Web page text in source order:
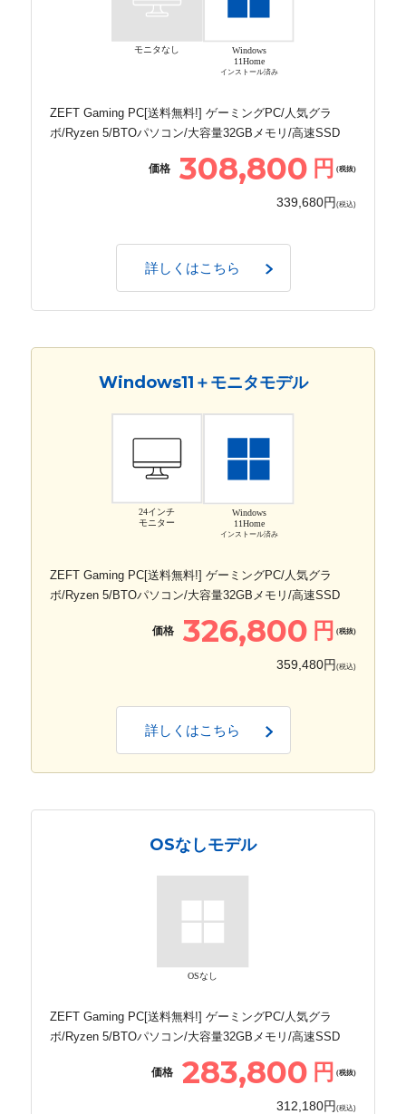
モニタなし
Windows
11Home
インストール済み
ZEFT Gaming PC[送料無料!] ゲーミングPC/人気グラ
ボ/Ryzen 5/BTOパソコン/大容量32GBメモリ/高速SSD
価格 308,800 円 (税抜)
339,680円 (税込)
詳しくはこちら
Windows11＋モニタモデル
24インチ
モニター
Windows
11Home
インストール済み
ZEFT Gaming PC[送料無料!] ゲーミングPC/人気グラ
ボ/Ryzen 5/BTOパソコン/大容量32GBメモリ/高速SSD
価格 326,800 円 (税抜)
359,480円 (税込)
詳しくはこちら
OSなしモデル
OSなし
ZEFT Gaming PC[送料無料!] ゲーミングPC/人気グラ
ボ/Ryzen 5/BTOパソコン/大容量32GBメモリ/高速SSD
価格 283,800 円 (税抜)
312,180円 (税込)